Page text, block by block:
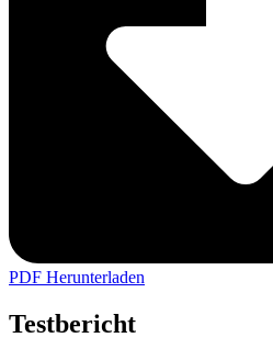
PDF Herunterladen
Testbericht